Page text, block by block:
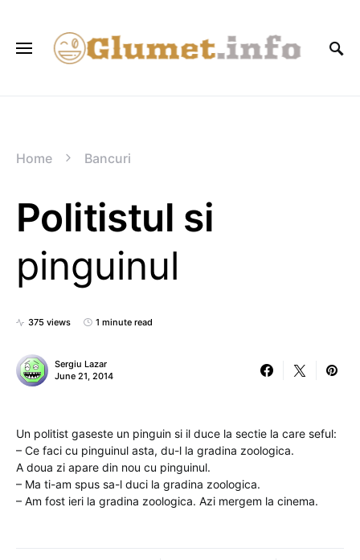
Home Bancuri
Politistul si
pinguinul
375 views 1 minute read
Sergiu Lazar
June 21, 2014
Un politist gaseste un pinguin si il duce la sectie la care seful:
– Ce faci cu pinguinul asta, du-l la gradina zoologica.
A doua zi apare din nou cu pinguinul.
– Ma ti-am spus sa-l duci la gradina zoologica.
– Am fost ieri la gradina zoologica. Azi mergem la cinema.